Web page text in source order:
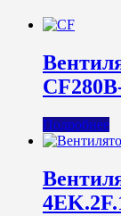
Подробнее